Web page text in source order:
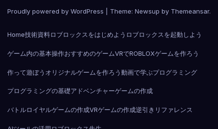
Proudly powered by WordPress Theme: Newsup by Themeansar.
Home技術資料ロブロックスをはじめよう ロブロックスを起動しよう
ゲーム内の基本操作おすすめのゲームVRでROBLOXゲームを作ろう
作って遊ぼう オリジナルゲームを作ろう動画で学ぶプログラミング
プログラミングの基礎アドベンチャーゲームの作成
バトルロイヤルゲームの作成VRゲームの作成逆引きリファレンス